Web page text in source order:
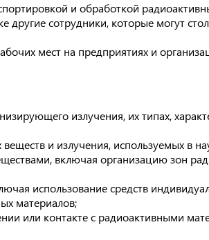
и обработкой
другие сотрудники, которые могут
мест на предприятиях и
излучения, их типах,
и излучения, используемых в
включая организацию зон
использование средств
материалов;
или контакте с радиоактивными